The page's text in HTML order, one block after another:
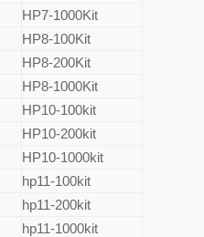
HP7-1000Kit
HP8-100Kit
HP8-200Kit
HP8-1000Kit
HP10-100kit
HP10-200kit
HP10-1000kit
hp11-100kit
hp11-200kit
hp11-1000kit